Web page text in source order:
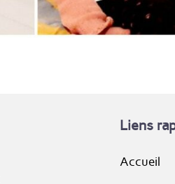
Liens
Accueil